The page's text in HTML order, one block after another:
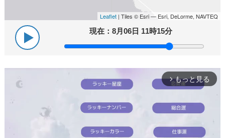
Leaflet | Tiles © Esri — Esri, DeLorme, NAVTEQ
現在：8月06日 11時15分
arrow_forward_ios もっと見る